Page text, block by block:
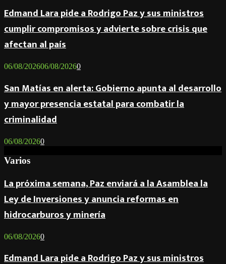
Edmand Lara pide a Rodrigo Paz y sus ministros
cumplir compromisos y advierte sobre crisis que
afectan al país
06/08/202606/08/20260
San Matías en alerta: Gobierno apunta al desarrollo
y mayor presencia estatal para combatir la
criminalidad
06/08/20260
Varios
La próxima semana, Paz enviará a la Asamblea la
Ley de Inversiones y anuncia reformas en
hidrocarburos y minería
06/08/20260
Edmand Lara pide a Rodrigo Paz y sus ministros